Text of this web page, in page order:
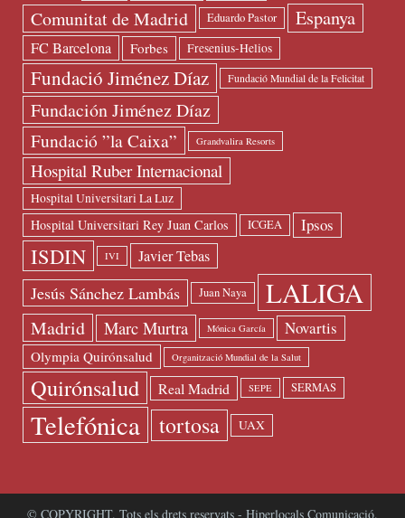
Comunitat de Madrid Eduardo Pastor Espanya
FC Barcelona Forbes Fresenius-Helios
Fundació Jiménez Díaz Fundació Mundial de la Felicitat
Fundación Jiménez Díaz
Fundació ”la Caixa” Grandvalira Resorts
Hospital Ruber Internacional
Hospital Universitari La Luz
Hospital Universitari Rey Juan Carlos ICGEA Ipsos
ISDIN IVI Javier Tebas
Jesús Sánchez Lambás Juan Naya LALIGA
Madrid Marc Murtra Mónica García Novartis
Olympia Quirónsalud Organització Mundial de la Salut
Quirónsalud Real Madrid SEPE SERMAS
Telefónica tortosa UAX
© COPYRIGHT. Tots els drets reservats - Hiperlocals Comunicació.